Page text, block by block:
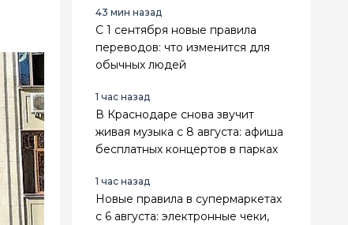
43 мин назад
С 1 сентября новые правила
переводов: что изменится для
обычных людей
1 час назад
В Краснодаре снова звучит
живая музыка с 8 августа: афиша
бесплатных концертов в парках
1 час назад
Новые правила в супермаркетах
с 6 августа: электронные чеки,